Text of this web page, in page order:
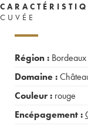
CUVÉE
Région : Bordeaux
Domaine :
Couleur : rouge
Encépagement :